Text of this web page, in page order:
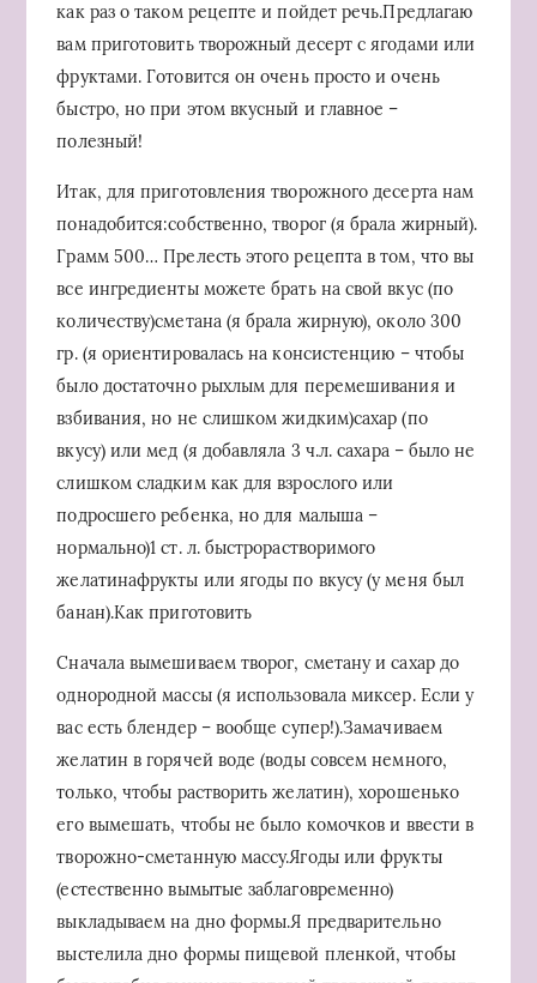
как раз о таком рецепте и пойдет речь.Предлагаю
вам приготовить творожный десерт с ягодами или
фруктами. Готовится он очень просто и очень
быстро, но при этом вкусный и главное –
полезный!
Итак, для приготовления творожного десерта нам
понадобится:собственно, творог (я брала жирный).
Грамм 500… Прелесть этого рецепта в том, что вы
все ингредиенты можете брать на свой вкус (по
количеству)сметана (я брала жирную), около 300
гр. (я ориентировалась на консистенцию – чтобы
было достаточно рыхлым для перемешивания и
взбивания, но не слишком жидким)сахар (по
вкусу) или мед (я добавляла 3 ч.л. сахара – было не
слишком сладким как для взрослого или
подросшего ребенка, но для малыша –
нормально)1 ст. л. быстрорастворимого
желатинафрукты или ягоды по вкусу (у меня был
банан).Как приготовить
Сначала вымешиваем творог, сметану и сахар до
однородной массы (я использовала миксер. Если у
вас есть блендер – вообще супер!).Замачиваем
желатин в горячей воде (воды совсем немного,
только, чтобы растворить желатин), хорошенько
его вымешать, чтобы не было комочков и ввести в
творожно-сметанную массу.Ягоды или фрукты
(естественно вымытые заблаговременно)
выкладываем на дно формы.Я предварительно
выстелила дно формы пищевой пленкой, чтобы